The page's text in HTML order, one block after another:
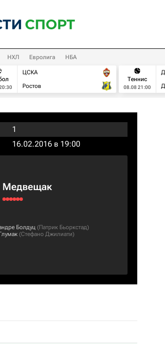
НХЛ Евролига НБА
ЦСКА
Ростов
Теннис
08.08 21:00
1
16.02.2016 в 19:00
Медвещак
Болдуц (Патрик Бьоркстад)
(Стефано Джилиати)